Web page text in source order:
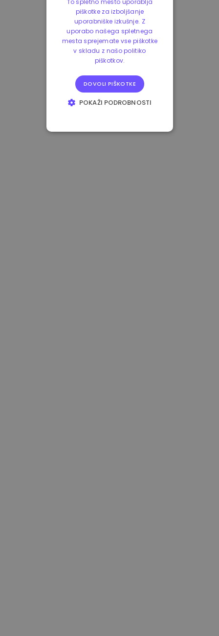
To spletno mesto uporablja
piškotke za izboljšanje
uporabniške izkušnje. Z
uporabo našega spletnega
mesta sprejemate vse piškotke
v skladu z našo politiko
piškotkov.
DOVOLI PIŠKOTKE
POKAŽI PODROBNOSTI